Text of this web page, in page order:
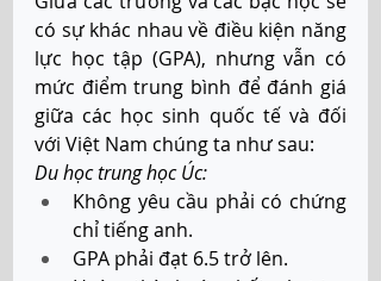
có sự khác nhau về điều kiện năng
lực học tập (GPA), nhưng vẫn có
mức điểm trung bình để đánh giá
giữa các học sinh quốc tế và đối
với Việt Nam chúng ta như sau:
Du học trung học Úc:
Không yêu cầu phải có chứng
chỉ tiếng anh.
GPA phải đạt 6.5 trở lên.